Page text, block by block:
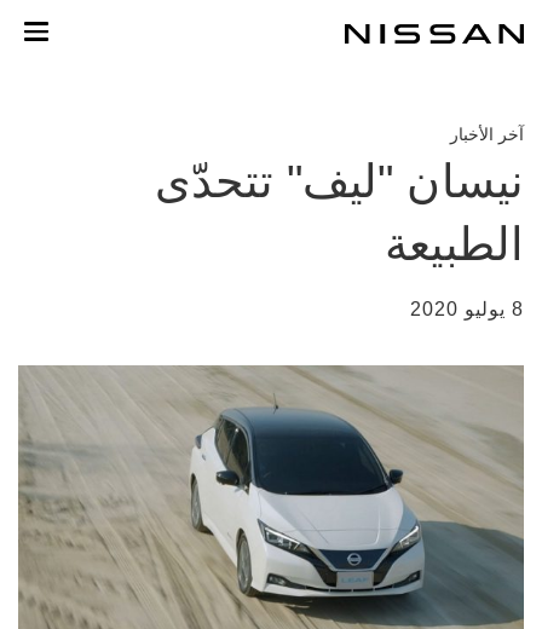
المحتوى
آخر الأخبار
نيسان "ليف" تتحدّى
الطبيعة
8 يوليو 2020